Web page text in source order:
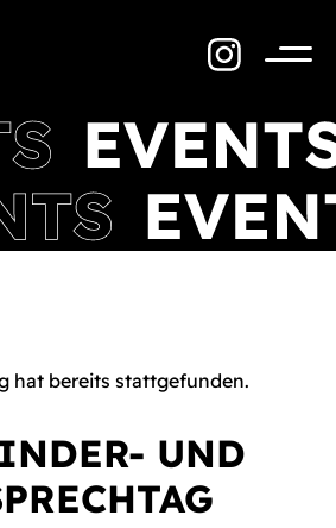
hat bereits stattgefunden.
UND